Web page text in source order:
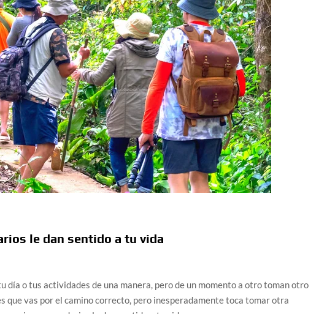
Boba a Colombia polarizada
de otros planos o mundos?
la ansiedad que generan las redes sociales
Colombia: así avanza
de la sexualidad sagrada?
le dan sentido a tu vida
día o tus actividades de una manera, pero de un momento a otro toman otro
que vas por el camino correcto, pero inesperadamente toca tomar otra